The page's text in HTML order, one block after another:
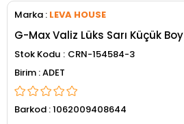
Marka : LEVA HOUSE
G-Max Valiz Lüks Sarı Küçük Boy
Stok Kodu
CRN-154584-3
ADET
Barkod :1062009408644